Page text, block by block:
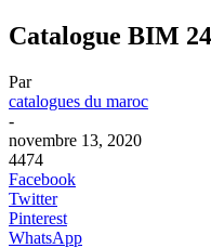
Catalogue BIM
Par
catalogues du maroc
-
novembre 13, 2020
4474
Facebook
Twitter
Pinterest
WhatsApp